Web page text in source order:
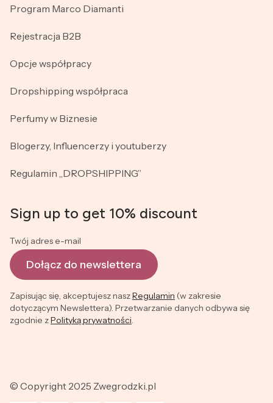
Program Marco Diamanti
Rejestracja B2B
Opcje współpracy
Dropshipping współpraca
Perfumy w Biznesie
Blogerzy, Influencerzy i youtuberzy
Regulamin „DROPSHIPPING”
Sign up to get 10% discount
Twój adres e-mail
Dołącz do newslettera
Zapisując się, akceptujesz naszRegulamin (w zakresie
dotyczącym Newslettera). Przetwarzanie danych odbywa się
zgodnie zPolityką prywatności.
© Copyright 2025 Zwegrodzki.pl